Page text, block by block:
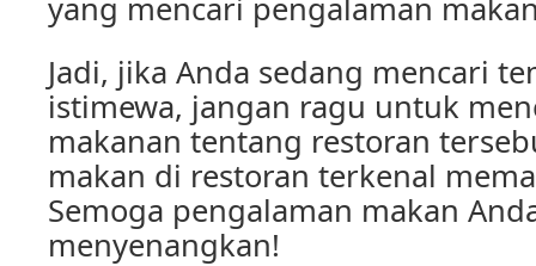
yang mencari pengalaman
Jadi, jika Anda sedang mencari
istimewa, jangan ragu untuk
makanan tentang restoran
makan di restoran terkenal
Semoga pengalaman makan
menyenangkan!